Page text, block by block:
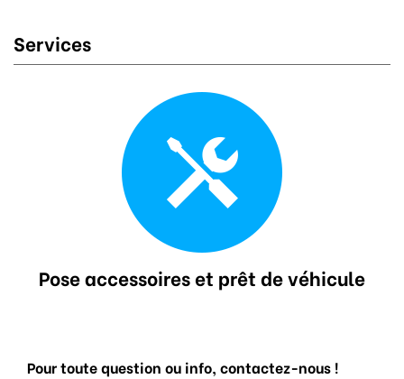
Services
Pose accessoires et prêt de véhicule
Pour toute question ou info, contactez-nous !